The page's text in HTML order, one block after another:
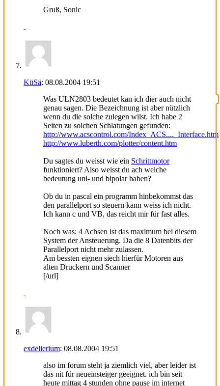
Gruß, Sonic
KüSä: 08.08.2004 19:51
Was ULN2803 bedeutet kan ich dier auch nicht
genau sagen. Die Bezeichnung ist aber nützlich
wenn du die solche zulegen wilst. Ich habe 2
Seiten zu solchen Schlatungen gefunden:
http://www.acscontrol.com/Index_ACS...._Interface.htm
http://www.luberth.com/plotter/content.htm
Du sagtes du weisst wie ein Schrittmotor
funktioniert? Also weisst du ach welche
bedeutung uni- und bipolar haben?
Ob du in pascal ein programm hinbekommst das
den parallelport so steuern kann weiss ich nicht.
Ich kann c und VB, das reicht mir für fast alles.
Noch was: 4 Achsen ist das maximum bei diesem
System der Ansteuerung. Da die 8 Datenbits der
Parallelport nicht mehr zulassen.
Am bessten eignen siech hierfür Motoren aus
alten Druckern und Scanner
[/url]
exdelierium: 08.08.2004 19:51
also im forum steht ja ziemlich viel, aber leider ist
das nit für neueinsteiger geeignet. ich bin seit
heute mittag 4 stunden ohne pause im internet